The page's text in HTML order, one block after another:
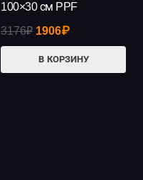
100×30 см PPF
3176₽ Первоначальная
цена
1906₽Текущая
цена:
В КОРЗИНУ